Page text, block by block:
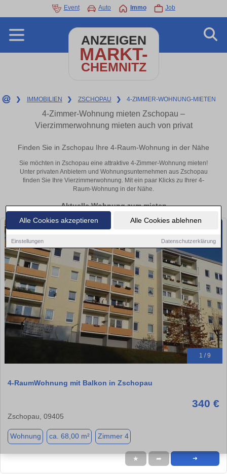
Alle Cookies akzeptieren Alle Cookies ablehnen
Einstellungen Datenschutzerklärung
Event Auto Immo Job
ANZEIGEN
MARKT-
CHEMNITZ
❯ IMMOBILIEN ❯ ZSCHOPAU ❯ 4-ZIMMER-WOHNUNG-MIETEN
4-Zimmer-Wohnung mieten Zschopau –
Vierzimmerwohnung mieten auch von privat
Finden Sie in Zschopau Ihre 4-Raum-Wohnung in der Nähe
Sie möchten in Zschopau eine attraktive 4-Zimmer-Wohnung mieten!
Unter privaten Anbietern und Wohnungsunternehmen aus Zschopau
finden Sie Ihre Vierzimmerwohnung. Mit ein paar Klicks zu Ihrer 4-
Raum-Wohnung in der Nähe.
Aktuelle Wohnung zum mieten
1 / 9
4-RaumWohnung mit Balkon in Zschopau
340 €
Zschopau, 09405
Wohnung ca. 68,00 m² Zimmer 4
★ ➦ ➜